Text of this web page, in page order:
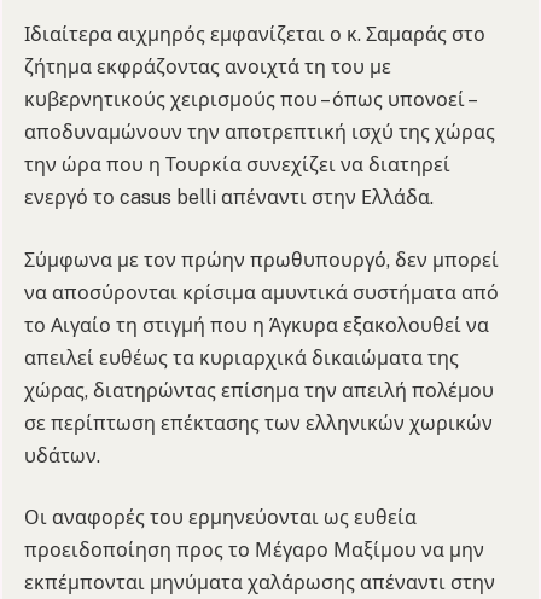
Ιδιαίτερα αιχμηρός εμφανίζεται ο κ. Σαμαράς στο
ζήτημα εκφράζοντας ανοιχτά τη του με
κυβερνητικούς χειρισμούς που – όπως υπονοεί –
αποδυναμώνουν την αποτρεπτική ισχύ της χώρας
την ώρα που η Τουρκία συνεχίζει να διατηρεί
ενεργό το casus belli απέναντι στην Ελλάδα.
Σύμφωνα με τον πρώην πρωθυπουργό, δεν μπορεί
να αποσύρονται κρίσιμα αμυντικά συστήματα από
το Αιγαίο τη στιγμή που η Άγκυρα εξακολουθεί να
απειλεί ευθέως τα κυριαρχικά δικαιώματα της
χώρας, διατηρώντας επίσημα την απειλή πολέμου
σε περίπτωση επέκτασης των ελληνικών χωρικών
υδάτων.
Οι αναφορές του ερμηνεύονται ως ευθεία
προειδοποίηση προς το Μέγαρο Μαξίμου να μην
εκπέμπονται μηνύματα χαλάρωσης απέναντι στην